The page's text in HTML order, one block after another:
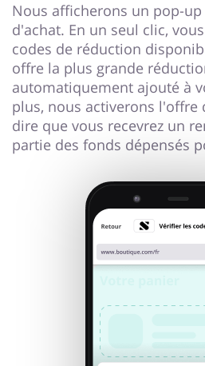
Nous afficherons un pop-
d'achat. En un seul clic,
codes de réduction
offre la plus grande
automatiquement ajouté à
plus, nous activerons l'offre
dire que vous recevrez un
partie des fonds dépensés